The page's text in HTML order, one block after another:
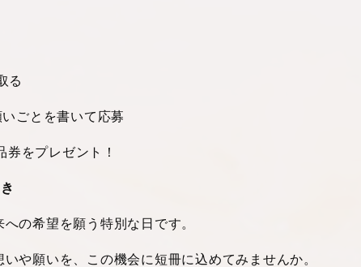
る
ごとを書いて応募
券をプレゼント！
の希望を願う特別な日です。
や願いを、この機会に短冊に込めてみませんか。